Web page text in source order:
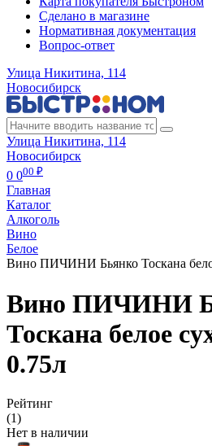
Сделано в магазине
Нормативная документация
Вопрос-ответ
Улица Никитина, 114
Новосибирск
Улица Никитина, 114
Новосибирск
0 000 ₽
Главная
Каталог
Алкоголь
Вино
Белое
Вино ПИЧИНИ Бьянко Тоскана
Вино ПИЧИНИ
Тоскана белое
0.75л
Рейтинг
(1)
Нет в наличии